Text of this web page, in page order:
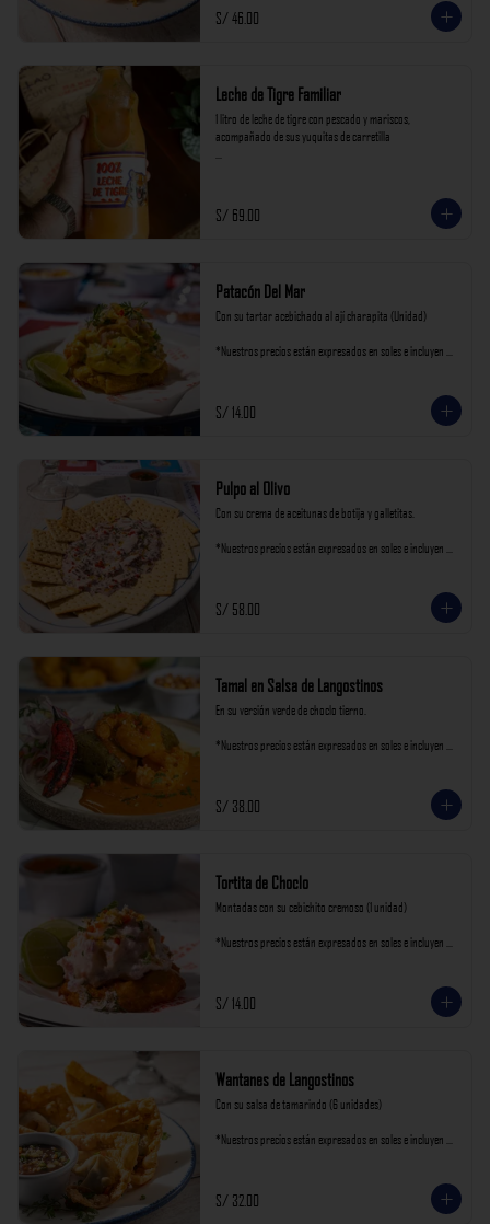
S/ 46.00
Leche de Tigre Familiar
1 litro de leche de tigre con pescado y mariscos,
acompañado de sus yuquitas de carretilla
S/ 69.00
Patacón Del Mar
Con su tartar acebichado al ají charapita (Unidad)
*Nuestros precios están expresados en soles e incluyen
S/ 14.00
Pulpo al Olivo
Con su crema de aceitunas de botija y galletitas.
*Nuestros precios están expresados en soles e incluyen
S/ 58.00
Tamal en Salsa de Langostinos
En su versión verde de choclo tierno.
*Nuestros precios están expresados en soles e incluyen
S/ 38.00
Tortita de Choclo
Montadas con su cebichito cremoso (1 unidad)
*Nuestros precios están expresados en soles e incluyen
S/ 14.00
Wantanes de Langostinos
Con su salsa de tamarindo (6 unidades)
*Nuestros precios están expresados en soles e incluyen
S/ 32.00